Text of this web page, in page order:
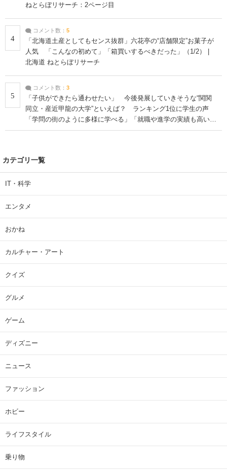
ねとらぼリサーチ：2ページ目
4
コメント数： 5
「北海道土産としてもセンス抜群」六花亭の“店舗限定”お菓子が
人気 「こんなの初めて」「箱買いするべきだった」（1/2） |
北海道 ねとらぼリサーチ
5
コメント数： 3
「子供ができたら通わせたい」 今後発展していきそうな“関関
同立・産近甲龍の大学”といえば？ ランキング1位に学生の声
「学問の街のように多様に学べる」「就職や進学の実績も高い」
| 大学 ねとらぼリサーチ
カテゴリ一覧
IT・科学
エンタメ
おかね
カルチャー・アート
クイズ
グルメ
ゲーム
ディズニー
ニュース
ファッション
ホビー
ライフスタイル
乗り物